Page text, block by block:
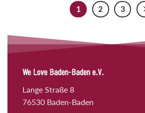
1 2 3
We Love Baden-Baden e.V.
Lange Straße 8
76530 Baden-Baden